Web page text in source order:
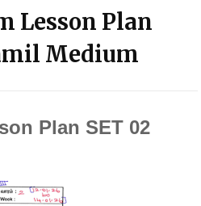
Lesson Plan
Medium
Plan SET 02